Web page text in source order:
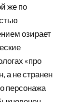
же по
озирает
«про
а не странен
персонажа